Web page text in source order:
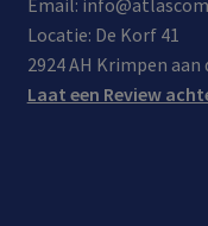
Email:
Locatie: De Korf 41
2924 AH Krimpen aan
Laat een Review